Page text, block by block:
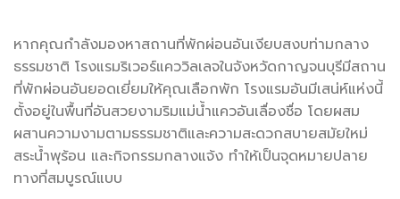
หากคุณกำลังมองหาสถานที่พักผ่อนอันเงียบสงบท่ามกลาง
ธรรมชาติ โรงแรมริเวอร์แคววิลเลจในจังหวัดกาญจนบุรีมีสถาน
ที่พักผ่อนอันยอดเยี่ยมให้คุณเลือกพัก โรงแรมอันมีเสน่ห์แห่งนี้
ตั้งอยู่ในพื้นที่อันสวยงามริมแม่น้ำแควอันเลื่องชื่อ โดยผสม
ผสานความงามตามธรรมชาติและความสะดวกสบายสมัยใหม่
สระน้ำพุร้อน และกิจกรรมกลางแจ้ง ทำให้เป็นจุดหมายปลาย
ทางที่สมบูรณ์แบบ